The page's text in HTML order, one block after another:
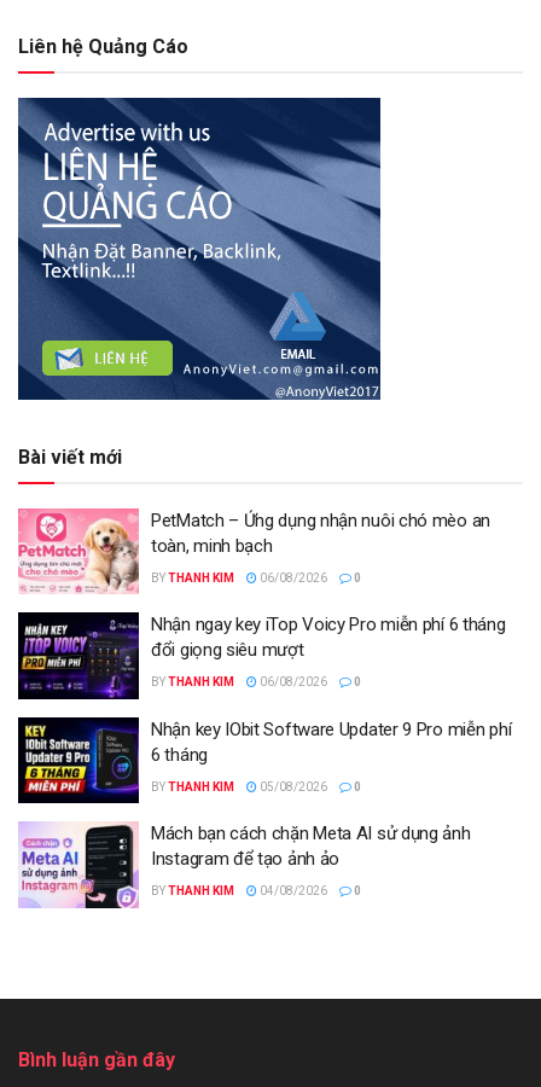
Liên hệ Quảng Cáo
Bài viết mới
PetMatch – Ứng dụng nhận nuôi chó mèo an
toàn, minh bạch
BYTHANH KIM 06/08/2026 0
Nhận ngay key iTop Voicy Pro miễn phí 6 tháng
đổi giọng siêu mượt
BYTHANH KIM 06/08/2026 0
Nhận key IObit Software Updater 9 Pro miễn phí
6 tháng
BYTHANH KIM 05/08/2026 0
Mách bạn cách chặn Meta AI sử dụng ảnh
Instagram để tạo ảnh ảo
BYTHANH KIM 04/08/2026 0
Bình luận gần đây